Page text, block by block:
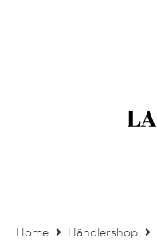
Home Händlershop